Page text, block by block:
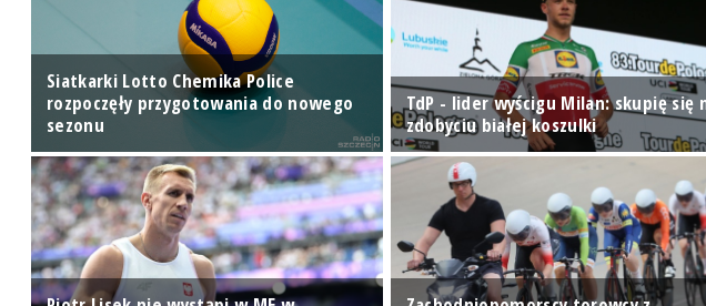
Siatkarki Lotto Chemika Police
rozpoczęły przygotowania do nowego
sezonu
TdP - lider wyścigu Milan: skupię się
zdobyciu białej koszulki